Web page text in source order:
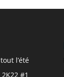
l’été
#1